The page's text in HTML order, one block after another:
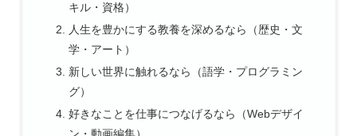
キル・資格）
人生を豊かにする教養を深めるなら（歴史・文
学・アート）
新しい世界に触れるなら（語学・プログラミン
グ）
好きなことを仕事につなげるなら（Webデザイ
ン・動画編集）